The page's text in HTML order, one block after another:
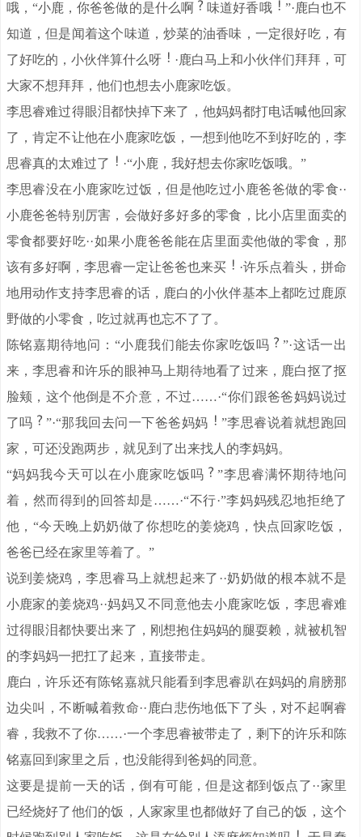
哦，“小鹿，你爸爸做的是什么啊 味道好香哦
”·鹿白也不
知道，但是闻着这个味道，炒菜的油香味，一定很好吃，有
了好吃的，小伙伴算什么呀
·鹿白马上和小伙伴们拜拜，可
大家不想拜拜，他们也想去小鹿家吃饭。
李思睿难过得眼泪都快掉下来了，他妈妈都打电话喊他回家
了，肯定不让他在小鹿家吃饭，一想到他吃不到好吃的，李
思睿真的太难过了
·“小鹿，我好想去你家吃饭哦。”
李思睿没在小鹿家吃过饭，但是他吃过小鹿爸爸做的零食··
小鹿爸爸特别厉害，会做好多好多的零食，比小店里面卖的
零食都要好吃··如果小鹿爸爸能在店里面卖他做的零食，那
该有多好啊，李思睿一定让爸爸也来买
·许乐点着头，拼命
地用动作支持李思睿的话，鹿白的小伙伴基本上都吃过鹿原
野做的小零食，吃过就再也忘不了了。
陈铭嘉期待地问：“小鹿我们能去你家吃饭吗
”·这话一出
来，李思睿和许乐的眼神马上期待地看了过来，鹿白抠了抠
脸颊，这个他倒是不介意，不过……·“你们跟爸爸妈妈说过
了吗
”·“那我回去问一下爸爸妈妈
”李思睿说着就想跑回
家，可还没跑两步，就见到了出来找人的李妈妈。
“妈妈我今天可以在小鹿家吃饭吗
”李思睿满怀期待地问
着，然而得到的回答却是……·“不行·”李妈妈残忍地拒绝了
他，“今天晚上奶奶做了你想吃的姜烧鸡，快点回家吃饭，
爸爸已经在家里等着了。”
说到姜烧鸡，李思睿马上就想起来了··奶奶做的根本就不是
小鹿家的姜烧鸡··妈妈又不同意他去小鹿家吃饭，李思睿难
过得眼泪都快要出来了，刚想抱住妈妈的腿耍赖，就被机智
的李妈妈一把扛了起来，直接带走。
鹿白，许乐还有陈铭嘉就只能看到李思睿趴在妈妈的肩膀那
边尖叫，不断喊着救命··鹿白悲伤地低下了头，对不起啊睿
睿，我救不了你……·一个李思睿被带走了，剩下的许乐和陈
铭嘉回到家里之后，也没能得到爸妈的同意。
这要是提前一天的话，倒有可能，但是这都到饭点了··家里
已经烧好了他们的饭，人家家里也都做好了自己的饭，这个